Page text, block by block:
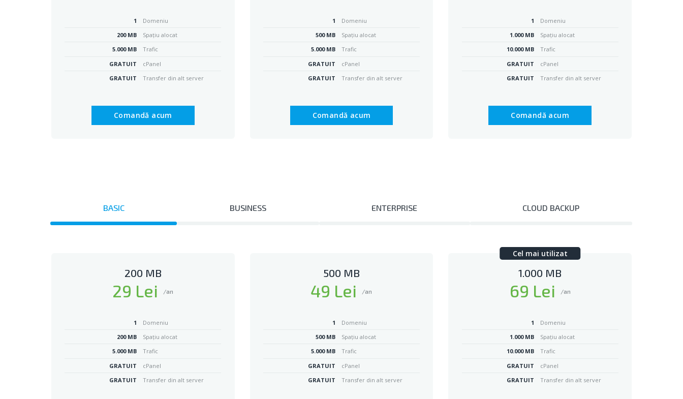
1
Domeniu
200 MB
Spațiu alocat
5.000 MB
Trafic
GRATUIT
cPanel
GRATUIT
Transfer din alt server
Comandă acum
1
Domeniu
500 MB
Spațiu alocat
5.000 MB
Trafic
GRATUIT
cPanel
GRATUIT
Transfer din alt server
Comandă acum
1
Domeniu
1.000 MB
Spațiu alocat
10.000 MB
Trafic
GRATUIT
cPanel
GRATUIT
Transfer din alt server
Comandă acum
BASIC BUSINESS ENTERPRISE CLOUD BACKUP
200 MB
29 Lei /an
1
Domeniu
200 MB
Spațiu alocat
5.000 MB
Trafic
GRATUIT
cPanel
GRATUIT
Transfer din alt server
500 MB
49 Lei /an
1
Domeniu
500 MB
Spațiu alocat
5.000 MB
Trafic
GRATUIT
cPanel
GRATUIT
Transfer din alt server
Cel mai utilizat
1.000 MB
69 Lei /an
1
Domeniu
1.000 MB
Spațiu alocat
10.000 MB
Trafic
GRATUIT
cPanel
GRATUIT
Transfer din alt server